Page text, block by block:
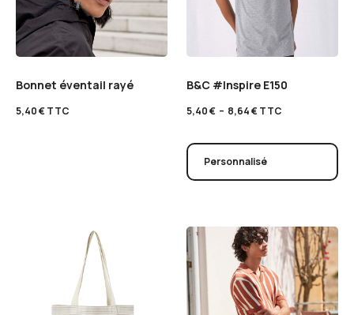
Bonnet éventail rayé
5,40€TTC
B&C #Inspire E150
5,40€ – 8,64€TTC
Personnalisé